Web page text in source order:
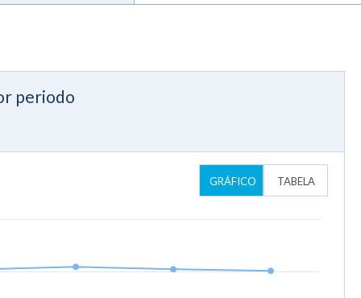
periodo
GRÁFICO TABELA